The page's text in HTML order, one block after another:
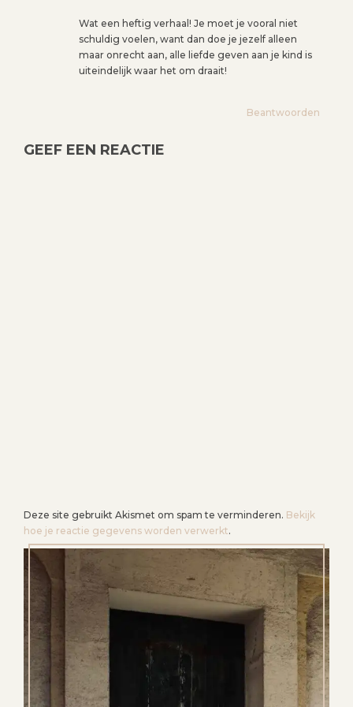
Wat een heftig verhaal! Je moet je vooral niet
schuldig voelen, want dan doe je jezelf alleen
maar onrecht aan, alle liefde geven aan je kind is
uiteindelijk waar het om draait!
Beantwoorden
GEEF EEN REACTIE
Deze site gebruikt Akismet om spam te verminderen. Bekijk
hoe je reactie gegevens worden verwerkt.